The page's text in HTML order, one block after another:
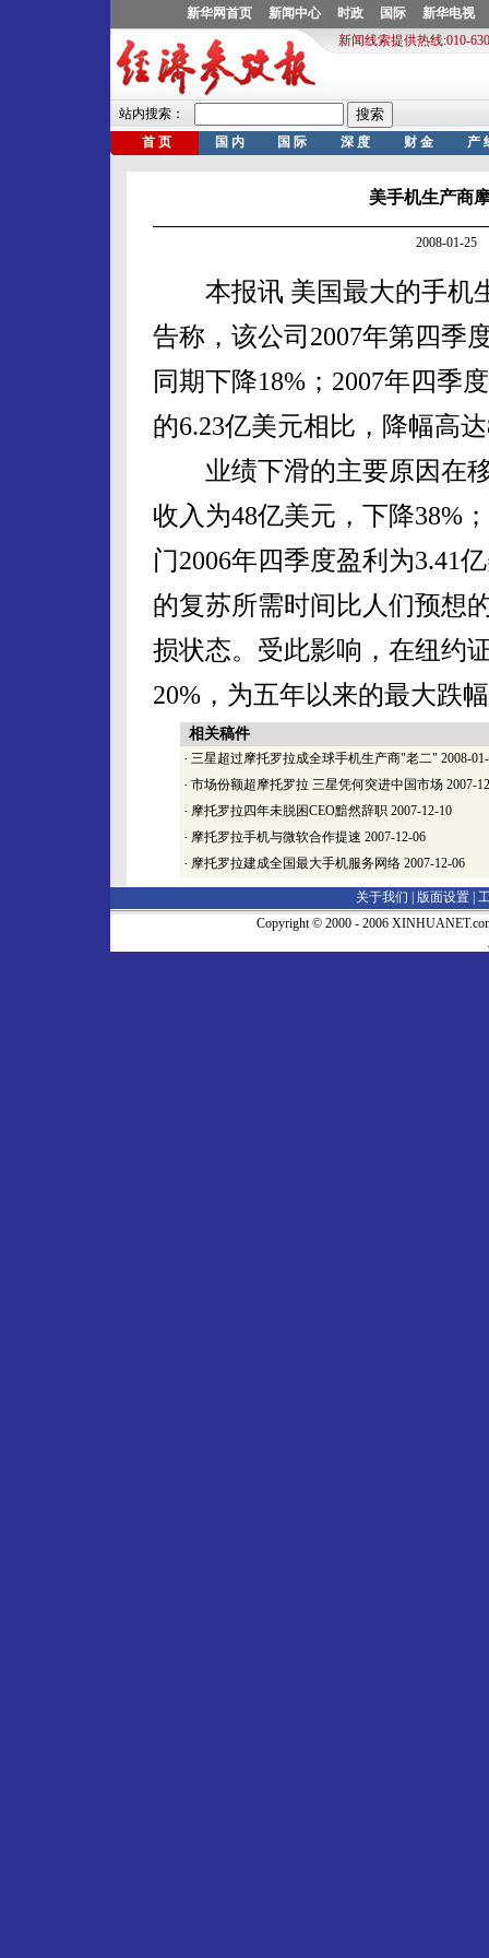
美手机生产商
2008-01-25
本报讯 美国最大的手机
告称，该公司2007年第四季
同期下降18%；2007年四季
的6.23亿美元相比，降幅高
业绩下滑的主要原因在移
收入为48亿美元，下降38%
门2006年四季度盈利为3.41
的复苏所需时间比人们预想
损状态。受此影响，在纽约
20%，为五年以来的最大跌
相关稿件
· 三星超过摩托罗拉成全球手机生产商"老二" 2008-
· 市场份额超摩托罗拉 三星凭何突进中国市场 2007-
· 摩托罗拉四年未脱困CEO黯然辞职 2007-12-10
· 摩托罗拉手机与微软合作提速 2007-12-06
· 摩托罗拉建成全国最大手机服务网络 2007-12-06
关于我们 | 版面设置
Copyright © 2000 - 2006